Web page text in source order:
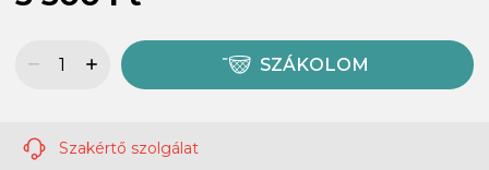
SZÁKOLOM
Szakértő szolgálat